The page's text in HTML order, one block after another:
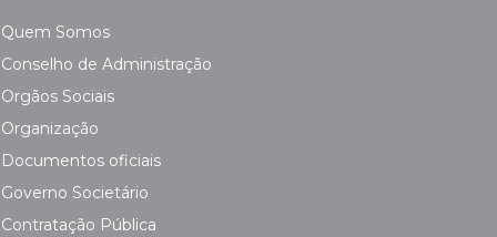
Quem Somos
Conselho de Administração
Orgãos Sociais
Organização
Documentos oficiais
Governo Societário
Contratação Pública